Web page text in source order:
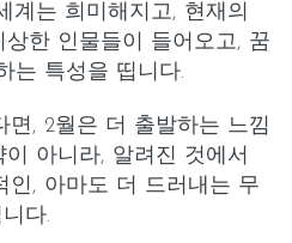
계는 희미해지고, 현재의
한 인물들이 들어오고, 꿈
는 특성을 띱니다.
면, 2월은 더 출발하는 느낌
아니라, 알려진 것에서
인, 아마도 더 드러내는 무
다.